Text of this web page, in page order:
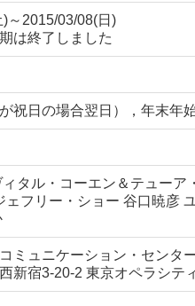
～2015/03/08(日)
は終了しました
祝日の場合翌日），年末年
タル・コーエン＆テュー
ェフリー・ショー 谷口暁彦
ミュニケーション・センタ
新宿3-20-2 東京オペラシテ